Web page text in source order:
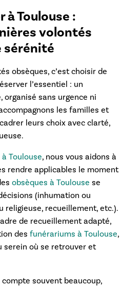
à Toulouse :
volontés
sérénité
obsèques, c’est choisir de
l’essentiel : un
organisé sans urgence ni
les familles et
leurs choix avec clarté,
Toulouse, nous vous aidons à
rendre applicables le moment
obsèques à Toulouse se
(inhumation ou
religieuse, recueillement, etc.).
de recueillement adapté,
des funérariums à Toulouse,
serein où se retrouver et
souvent beaucoup,